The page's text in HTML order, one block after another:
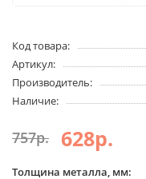
Код товара:
Артикул:
Производитель:
Наличие:
757р. 628р.
Толщина металла, мм: